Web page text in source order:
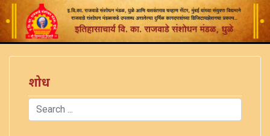
शोध
Search